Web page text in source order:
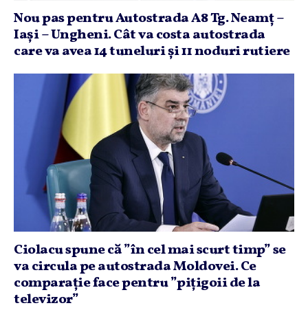
Nou pas pentru Autostrada A8 Tg. Neamţ –
Iaşi – Ungheni. Cât va costa autostrada
care va avea 14 tuneluri şi 11 noduri rutiere
Ciolacu spune că ”în cel mai scurt timp” se
va circula pe autostrada Moldovei. Ce
comparaţie face pentru ”piţigoii de la
televizor”